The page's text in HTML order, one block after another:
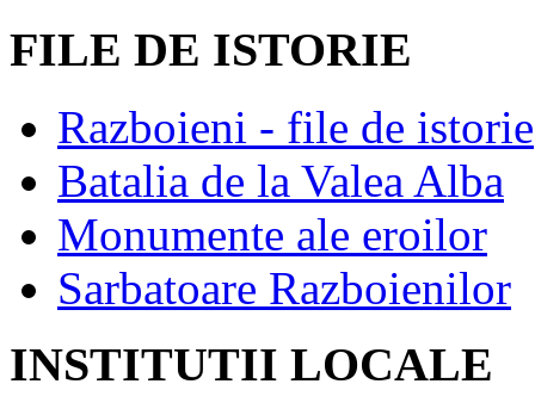
FILE DE ISTORIE
Razboieni - file de istorie
Batalia de la Valea Alba
Monumente ale eroilor
Sarbatoare Razboienilor
INSTITUTII LOCALE